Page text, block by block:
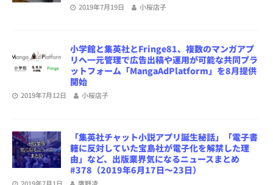
2019年7月19日 小桜店子
小学館と集英社とFringe81、複数のマンガアプ
リへ一元管理で広告出稿や運用が可能な共同プラ
ットフォーム「MangaAdPlatform」を8月提供
開始
2019年7月12日 小桜店子
「集英社チャット小説アプリ誕生秘話」「電子書
籍に反対していた宝島社が電子化を解禁した理
由」など、出版業界気になるニュースまとめ
#378（2019年6月17日～23日）